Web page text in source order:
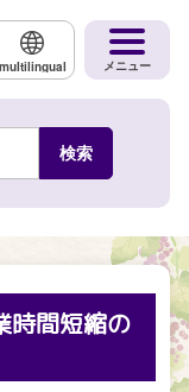
multilingual メニュー
時間短縮の